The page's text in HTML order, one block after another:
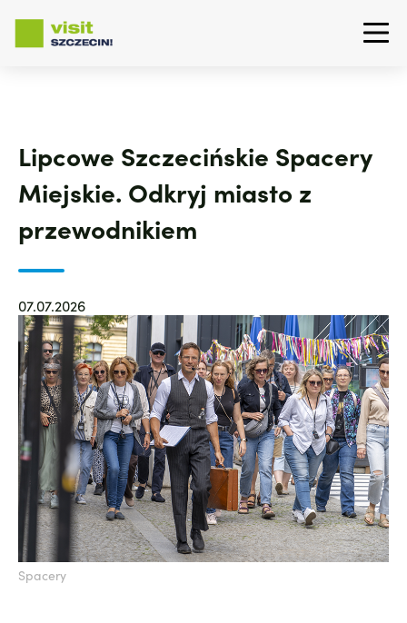
Lipcowe Szczecińskie Spacery
Miejskie. Odkryj miasto z
przewodnikiem
07.07.2026
Spacery